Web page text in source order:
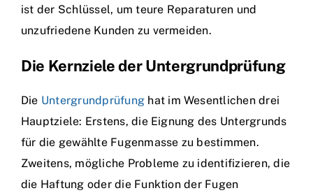
ist der Schlüssel, um teure Reparaturen und
unzufriedene Kunden zu vermeiden.
Die Kernziele der Untergrundprüfung
Die Untergrundprüfung hat im Wesentlichen drei
Hauptziele: Erstens, die Eignung des Untergrunds
für die gewählte Fugenmasse zu bestimmen.
Zweitens, mögliche Probleme zu identifizieren, die
die Haftung oder die Funktion der Fugen